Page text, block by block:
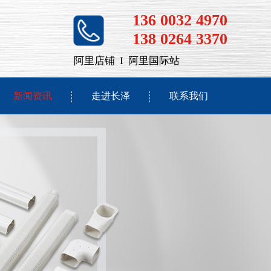
新闻资讯 走进长泽 联系我们
136 0032 4970
138 0264 3370
阿里店铺I阿里国际站